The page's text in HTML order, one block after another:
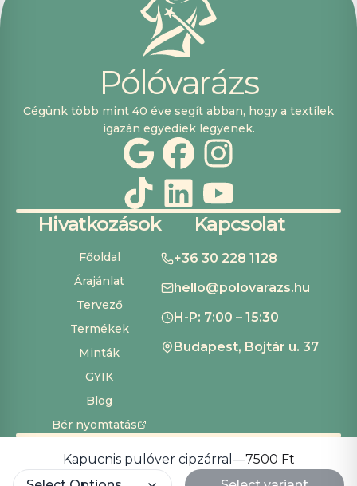
Kapucnis pulóver cipzárral —7500 Ft
Pólóvarázs
Cégünk több mint 40 éve segít abban, hogy a textílek
igazán egyediek legyenek.
Hivatkozások
Főoldal
Árajánlat
Tervező
Termékek
Minták
GYIK
Blog
Bér nyomtatás
Kapcsolat
+36 30 228 1128
hello@polovarazs.hu
H-P: 7:00 – 15:30
Budapest, Bojtár u. 37
Copyright ©2026Pólóvarázs
Development by
Cardinal Dev Solutions